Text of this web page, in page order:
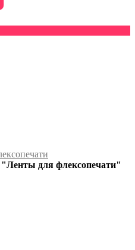
"Ленты для флексопечати"